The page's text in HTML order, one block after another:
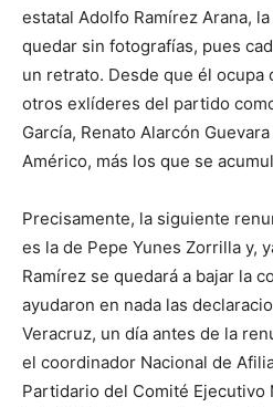
estatal Adolfo Ramírez Arana,
quedar sin fotografías, pues
un retrato. Desde que él ocupa
otros exlíderes del partido
García, Renato Alarcón
Américo, más los que se
Precisamente, la siguiente
es la de Pepe Yunes Zorrilla y,
Ramírez se quedará a bajar la
ayudaron en nada las
Veracruz, un día antes de la
el coordinador Nacional de
Partidario del Comité Ejecutivo